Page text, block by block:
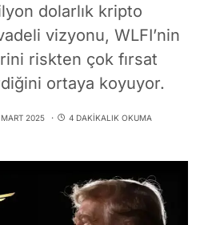
dolarlık kripto
vizyonu, WLFI’nin
riskten çok fırsat
ortaya koyuyor.
2025 4 DAKIKALIK OKUMA